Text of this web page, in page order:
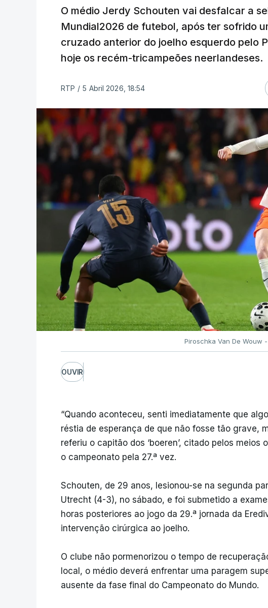
O médio Jerdy Schouten vai desfalcar a
Mundial2026 de futebol, após ter sofrido
cruzado anterior do joelho esquerdo pelo
hoje os recém-tricampeões neerlandeses.
RTP / 5 Abril 2026, 18:54
Piroschka Van De Wouw
OUVIR
“Quando aconteceu, senti imediatamente que
réstia de esperança de que não fosse tão grave,
referiu o capitão dos ‘boeren’, citado pelos
o campeonato pela 27.ª vez.
Schouten, de 29 anos, lesionou-se na segunda
Utrecht (4-3), no sábado, e foi submetido a
horas posteriores ao jogo da 29.ª jornada da
intervenção cirúrgica ao joelho.
O clube não pormenorizou o tempo de
local, o médio deverá enfrentar uma paragem
ausente da fase final do Campeonato do Mundo.